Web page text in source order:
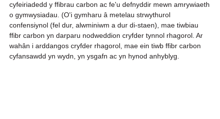
cyfeiriadedd y ffibrau carbon ac fe'u defnyddir mewn amrywiaeth
o gymwysiadau. (O'i gymharu â metelau strwythurol
confensiynol (fel dur, alwminiwm a dur di-staen), mae tiwbiau
ffibr carbon yn darparu nodweddion cryfder tynnol rhagorol. Ar
wahân i arddangos cryfder rhagorol, mae ein tiwb ffibr carbon
cyfansawdd yn wydn, yn ysgafn ac yn hynod anhyblyg.